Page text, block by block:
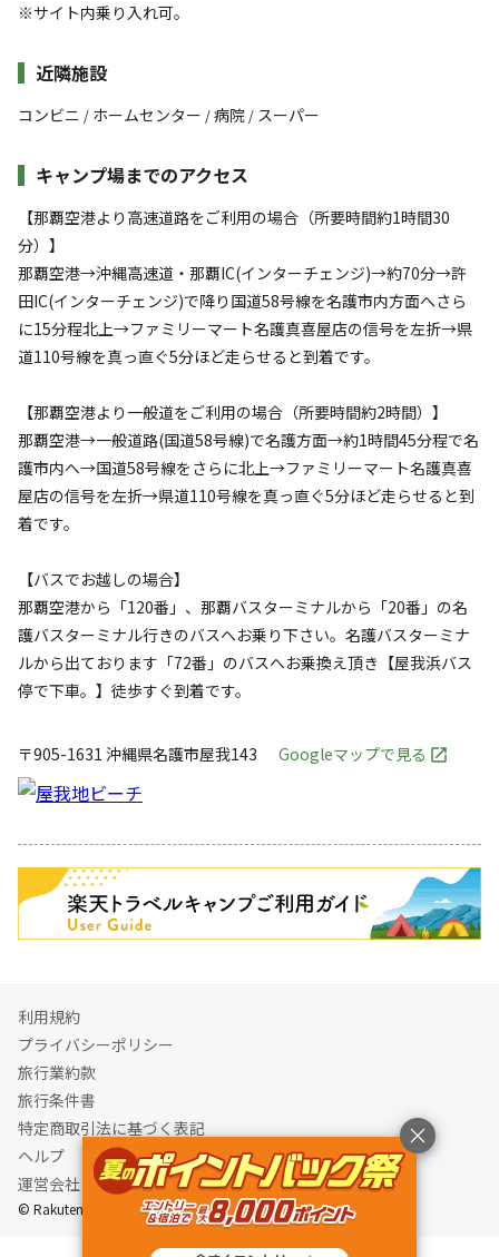
※サイト内乗り入れ可。
近隣施設
コンビニ / ホームセンター /病院 / スーパー
キャンプ場までのアクセス
【那覇空港より高速道路をご利用の場合（所要時間約1時間30
分）】
那覇空港→沖縄高速道・那覇IC(インターチェンジ)→約70分→許
田IC(インターチェンジ)で降り国道58号線を名護市内方面へさら
に15分程北上→ファミリーマート名護真喜屋店の信号を左折→県
道110号線を真っ直ぐ5分ほど走らせると到着です。
【那覇空港より一般道をご利用の場合（所要時間約2時間）】
那覇空港→一般道路(国道58号線)で名護方面→約1時間45分程で名
護市内へ→国道58号線をさらに北上→ファミリーマート名護真喜
屋店の信号を左折→県道110号線を真っ直ぐ5分ほど走らせると到
着です。
【バスでお越しの場合】
那覇空港から「120番」、那覇バスターミナルから「20番」の名
護バスターミナル行きのバスへお乗り下さい。名護バスターミナ
ルから出ております「72番」のバスへお乗換え頂き【屋我浜バス
停で下車。】徒歩すぐ到着です。
〒905-1631 沖縄県名護市屋我143 Googleマップで見る
キャンペーン
利用規約
プライバシーポリシー
旅行業約款
旅行条件書
特定商取引法に基づく表記
ヘルプ
運営会社
© Rakuten Group, Inc.